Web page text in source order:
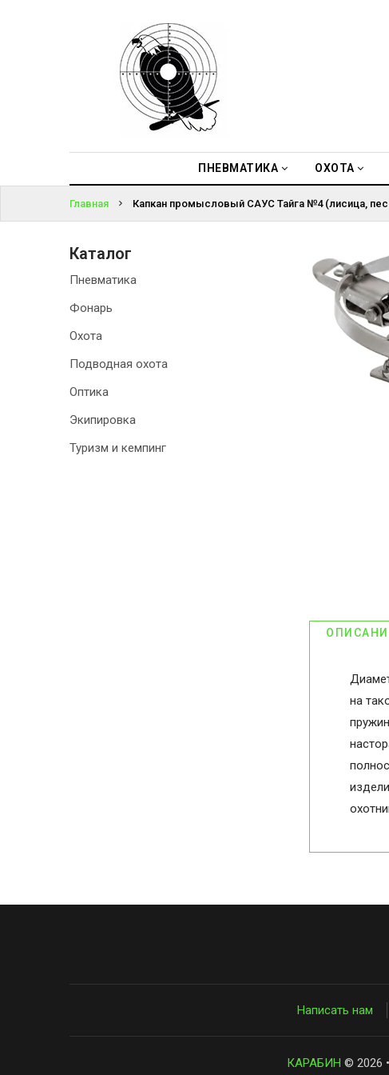
ПНЕВМАТИКА ОХОТА
ЭКИПИРОВКА
ТУРИЗМ И
ВОЙТИ
ЗАБЫЛИ
ПАРОЛЬ?
Главная Капкан промысловый САУС Тайга №4 (лисица,
на
Каталог
Пневматика
Фонарь
Охота
Подводная охота
Оптика
Экипировка
Туризм и кемпинг
Написать нам
КАРАБИН © 2026